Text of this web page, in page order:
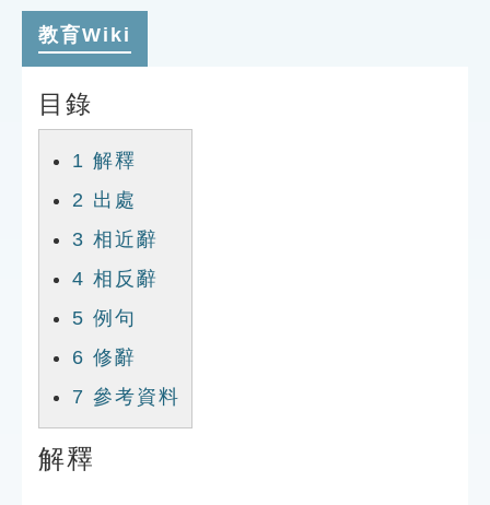
成語故事
索引選單
單字索引
生命大百科索引
遊戲專區
教學應用
貓頭鷹博士
教育Wiki
目錄
1 解釋
2 出處
3 相近辭
4 相反辭
5 例句
6 修辭
7 參考資料
解釋